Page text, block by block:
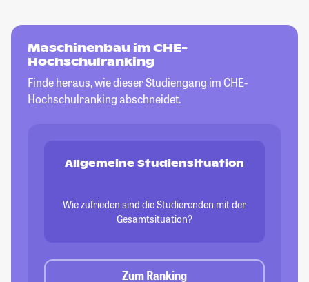
Maschinenbau im CHE-
Hochschulranking
Finde heraus, wie dieser Studiengang im CHE-
Hochschulranking abschneidet.
Allgemeine Studiensituation
Wie zufrieden sind die Studierenden mit der
Gesamtsituation?
Zum Ranking